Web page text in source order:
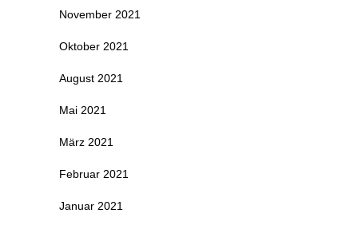
November 2021
Oktober 2021
August 2021
Mai 2021
März 2021
Februar 2021
Januar 2021